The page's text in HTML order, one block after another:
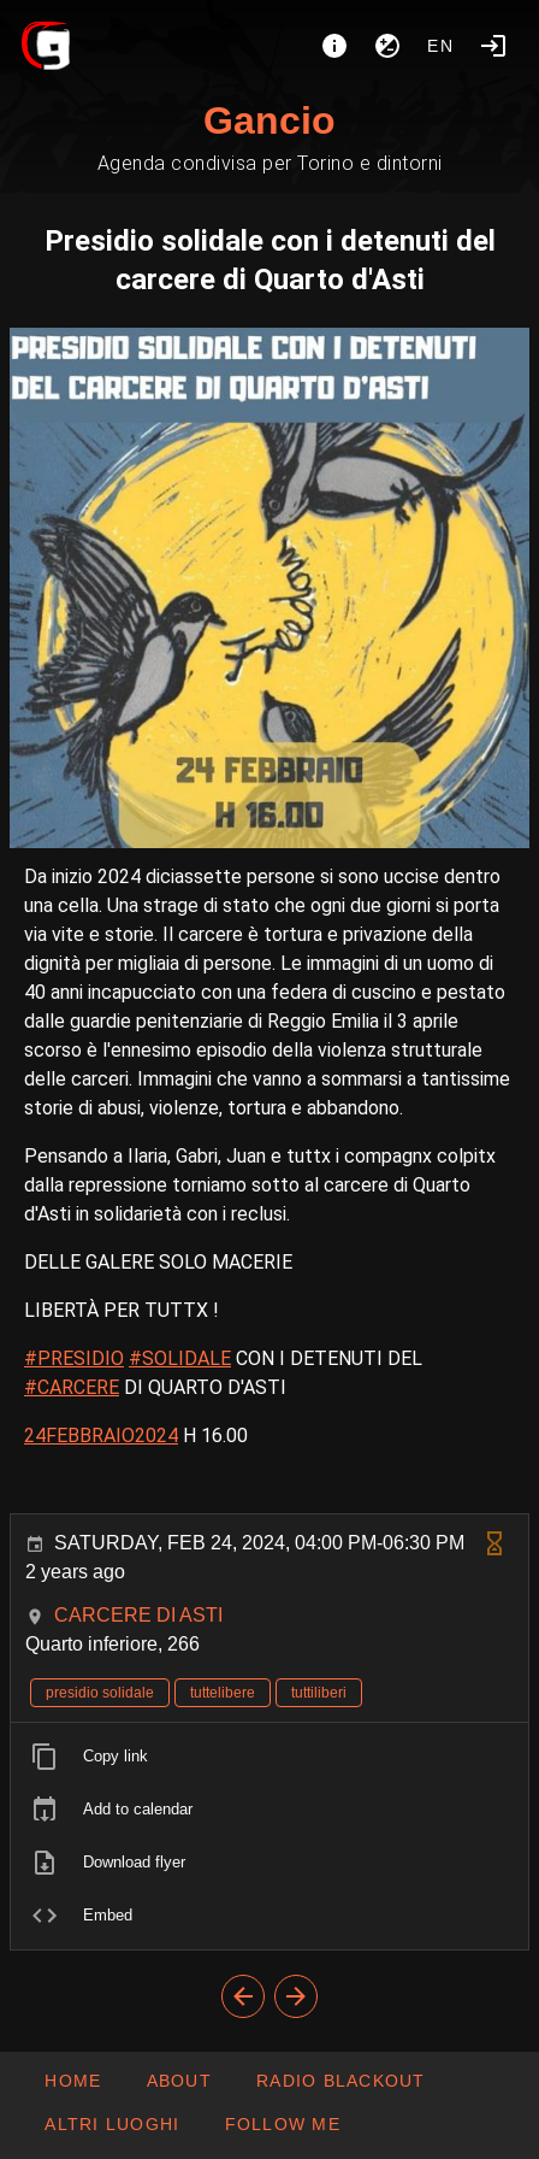
EN
Gancio
Agenda condivisa per Torino e dintorni
Presidio solidale con i detenuti del
carcere di Quarto d'Asti
Da inizio 2024 diciassette persone si sono uccise dentro
una cella. Una strage di stato che ogni due giorni si porta
via vite e storie. Il carcere è tortura e privazione della
dignità per migliaia di persone. Le immagini di un uomo di
40 anni incapucciato con una federa di cuscino e pestato
dalle guardie penitenziarie di Reggio Emilia il 3 aprile
scorso è l'ennesimo episodio della violenza strutturale
delle carceri. Immagini che vanno a sommarsi a tantissime
storie di abusi, violenze, tortura e abbandono.
Pensando a Ilaria, Gabri, Juan e tuttx i compagnx colpitx
dalla repressione torniamo sotto al carcere di Quarto
d'Asti in solidarietà con i reclusi.
DELLE GALERE SOLO MACERIE
LIBERTÀ PER TUTTX !
#PRESIDIO #SOLIDALE CON I DETENUTI DEL
#CARCERE DI QUARTO D'ASTI
24FEBBRAIO2024 H 16.00
SATURDAY, FEB 24, 2024, 04:00 PM-06:30 PM
2 years ago
CARCERE DI ASTI
Quarto inferiore, 266
presidio solidale tuttelibere tuttiliberi
Copy link
Add to calendar
Download flyer
Embed
HOME ABOUT RADIO BLACKOUT
ALTRI LUOGHI FOLLOW ME